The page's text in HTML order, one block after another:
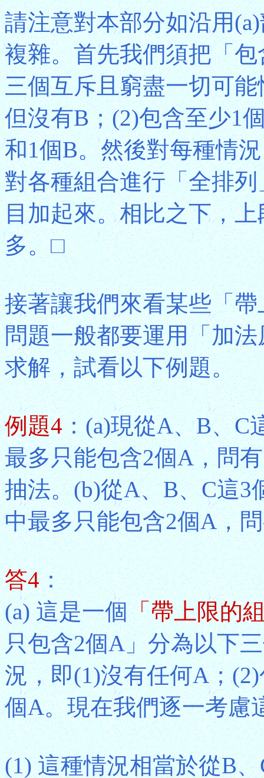
請注意對本部分如沿用
複雜。首先我們須把「
三個互斥且窮盡一切可
但沒有B；(2)包含至少1
和1個B。然後對每種情
對各種組合進行「全排
目加起來。相比之下，
多。□
接著讓我們來看某些「
問題一般都要運用「加
求解，試看以下例題。
例題4：(a)現從A、B、C
最多只能包含2個A，問
抽法。(b)從A、B、C這3
中最多只能包含2個A，
答4：
(a) 這是一個「帶上限的
只包含2個A」分為以下
況，即(1)沒有任何A；
個A。現在我們逐一考慮
(1) 這種情況相當於從B